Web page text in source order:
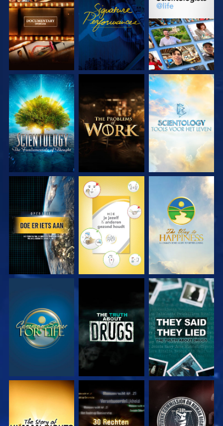
VERKEN DE SERIE KIJK VERKEN DE SERIE
VERKEN DE SERIE VERKEN DE SERIE VERKEN DE SERIE
KIJK KIJK KIJK
KIJK KIJK KIJK
KIJK KIJK KIJK